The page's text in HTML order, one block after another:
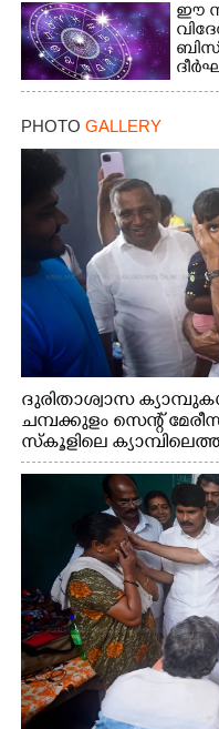
ഈ
PHOTO GALLERY
ദുരിതാശ്വാസ
ചമ്പക്കുളം സെന്റ്
സ്കൂളിലെ
സെക്രട്ടറി കെ.സി
എടുത്ത്
വകുപ്പ് മന്ത്രി എം. ലിജു,
റെജി ചെറിയാൻ എം.